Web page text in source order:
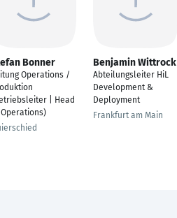
Bonner
Operations /
| Head
Benjamin Wittrock
Abteilungsleiter HiL
Development &
Deployment
Frankfurt am Main